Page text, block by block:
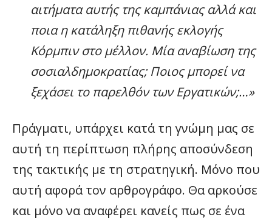
αιτήματα αυτής της καμπάνιας αλλά και
ποια η κατάληξη πιθανής εκλογής
Κόρμπιν στο μέλλον. Μία αναβίωση της
σοσιαλδημοκρατίας; Ποιος μπορεί να
ξεχάσει το παρελθόν των Εργατικών;…»
Πράγματι, υπάρχει κατά τη γνώμη μας σε
αυτή τη περίπτωση πλήρης αποσύνδεση
της τακτικής με τη στρατηγική. Μόνο που
αυτή αφορά τον αρθρογράφο. Θα αρκούσε
και μόνο να αναφέρει κανείς πως σε ένα